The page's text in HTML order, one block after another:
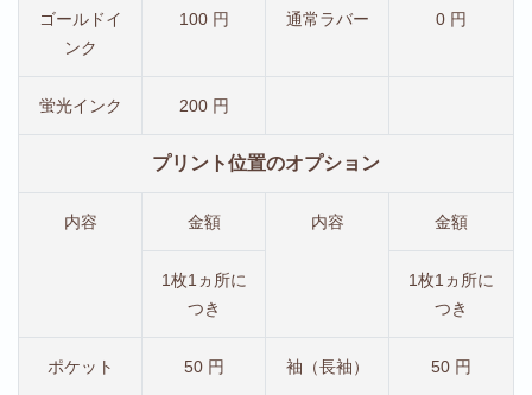
ゴールドイ
ンク
100 円 通常ラバー 0 円
蛍光インク 200 円
プリント位置のオプション
内容 金額 内容 金額
1枚1ヵ所に
つき
1枚1ヵ所に
つき
ポケット 50 円 袖（長袖） 50 円